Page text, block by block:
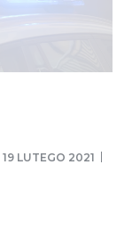
19 LUTEGO 2021